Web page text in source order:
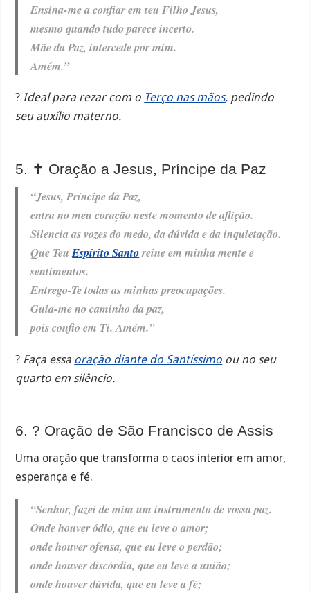
Ensina-me a confiar em teu Filho Jesus,
mesmo quando tudo parece incerto.
Mãe da Paz, intercede por mim.
Amém.”
?Ideal para rezar com o Terço nas mãos, pedindo
seu auxílio materno.
5. ✝️ Oração a Jesus, Príncipe da Paz
“Jesus, Príncipe da Paz,
entra no meu coração neste momento de aflição.
Silencia as vozes do medo, da dúvida e da inquietação.
Que TeuEspírito Santoreine em minha mente e
sentimentos.
Entrego-Te todas as minhas preocupações.
Guia-me no caminho da paz,
pois confio em Ti. Amém.”
?️ Faça essa oração diante do Santíssimo ou no seu
quarto em silêncio.
6. ? Oração de São Francisco de Assis
Uma oração que transforma o caos interior em amor,
esperança e fé.
“Senhor, fazei de mim um instrumento de vossa paz.
Onde houver ódio, que eu leve o amor;
onde houver ofensa, que eu leve o perdão;
onde houver discórdia, que eu leve a união;
onde houver dúvida, que eu leve a fé;